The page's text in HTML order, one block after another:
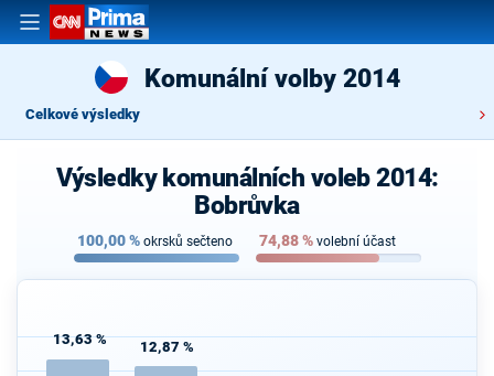
Komunální volby 2014
Celkové výsledky
Výsledky komunálních voleb 2014:
Bobrůvka
100,00% okrsků sečteno 74,88% volební účast
13,63 % 12,87 %